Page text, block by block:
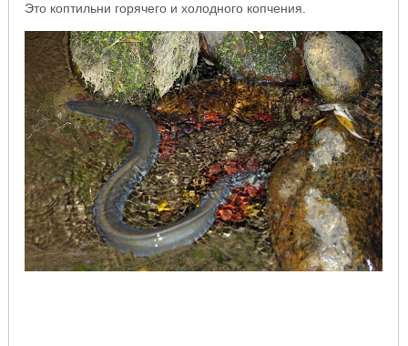
Это коптильни горячего и холодного копчения.